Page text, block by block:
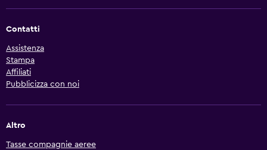
Contatti
Assistenza
Stampa
Affiliati
Pubblicizza con noi
Altro
Tasse compagnie aeree